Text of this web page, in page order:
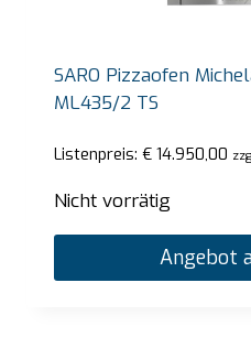
SARO Pizzaofen
ML435/2 TS
Listenpreis: €14.950,00
Nicht vorrätig
Angebot